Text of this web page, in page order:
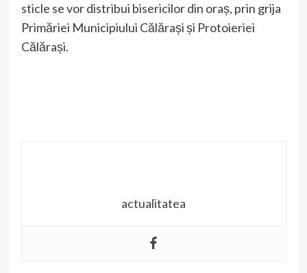
sticle se vor distribui bisericilor din oraș, prin grija
Primăriei Municipiului Călărași și Protoieriei
Călărași.
actualitatea